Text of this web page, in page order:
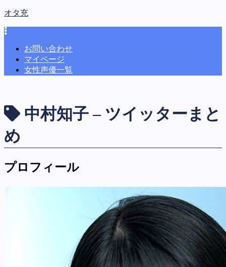
オタ充
お問い合わせ
マイページ
女性声優一覧
中村知子 – ツイッターまと
め
プロフィール